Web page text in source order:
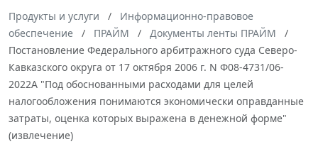
Продукты и услуги
Информационно-правовое
обеспечение
ПРАЙМ
Документы ленты ПРАЙМ
Постановление Федерального арбитражного суда Северо-
Кавказского округа от 17 октября 2006 г. N Ф08-4731/06-
2022А "Под обоснованными расходами для целей
налогообложения понимаются экономически оправданные
затраты, оценка которых выражена в денежной форме"
(извлечение)